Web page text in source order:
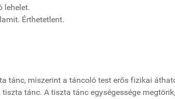
lehelet.
Érthetetlent.
tánc, miszerint a táncoló test erős fizikai
tánc. A tiszta tánc egységessége